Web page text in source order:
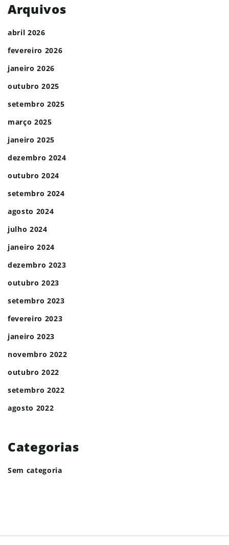
Arquivos
abril 2026
fevereiro 2026
janeiro 2026
outubro 2025
setembro 2025
março 2025
janeiro 2025
dezembro 2024
outubro 2024
setembro 2024
agosto 2024
julho 2024
janeiro 2024
dezembro 2023
outubro 2023
setembro 2023
fevereiro 2023
janeiro 2023
novembro 2022
outubro 2022
setembro 2022
agosto 2022
Categorias
Sem categoria